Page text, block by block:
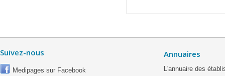
Suivez-nous
Medipages sur Facebook
Annuaires
L'annuaire des